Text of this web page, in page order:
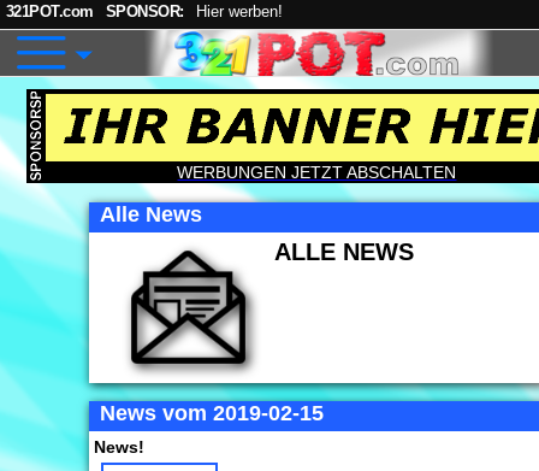
321POT.com SPONSOR: Hier werben!
WERBUNGEN JETZT ABSCHALTEN
Alle News
ALLE NEWS
News vom 2019-02-15
News!